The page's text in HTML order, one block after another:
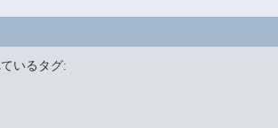
いるタグ: